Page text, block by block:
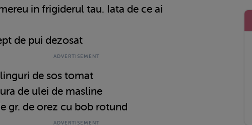
in frigiderul tau. Iata de ce ai
de pui dezosat
de sos tomat
de ulei de masline
gr. de orez cu bob rotund